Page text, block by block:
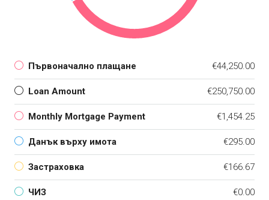
Първоначално плащане €44,250.00
Loan Amount €250,750.00
Monthly Mortgage Payment €1,454.25
Данък върху имота €295.00
Застраховка €166.67
ЧИЗ €0.00